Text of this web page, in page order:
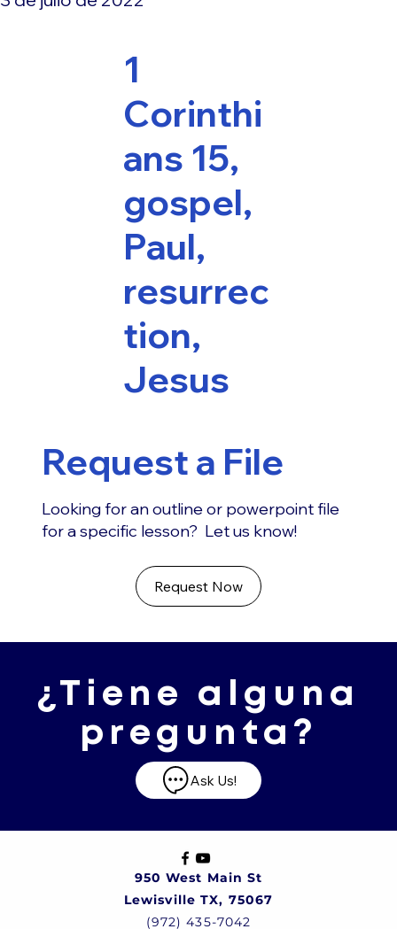
1
Corinthi
ans 15,
gospel,
Paul,
resurrec
tion,
Jesus
Request a File
Looking for an outline or powerpoint file
for a specific lesson? Let us know!
Request Now
¿Tiene alguna
pregunta?
Ask Us!
950 West Main St
Lewisville TX, 75067
(972) 435-7042